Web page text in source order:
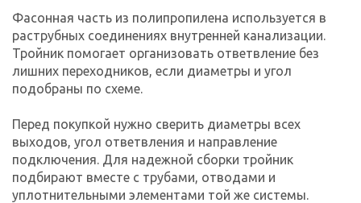
Фасонная часть из полипропилена используется в
раструбных соединениях внутренней канализации.
Тройник помогает организовать ответвление без
лишних переходников, если диаметры и угол
подобраны по схеме.
Перед покупкой нужно сверить диаметры всех
выходов, угол ответвления и направление
подключения. Для надежной сборки тройник
подбирают вместе с трубами, отводами и
уплотнительными элементами той же системы.